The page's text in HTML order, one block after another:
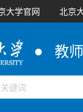
大学官网 北京
教